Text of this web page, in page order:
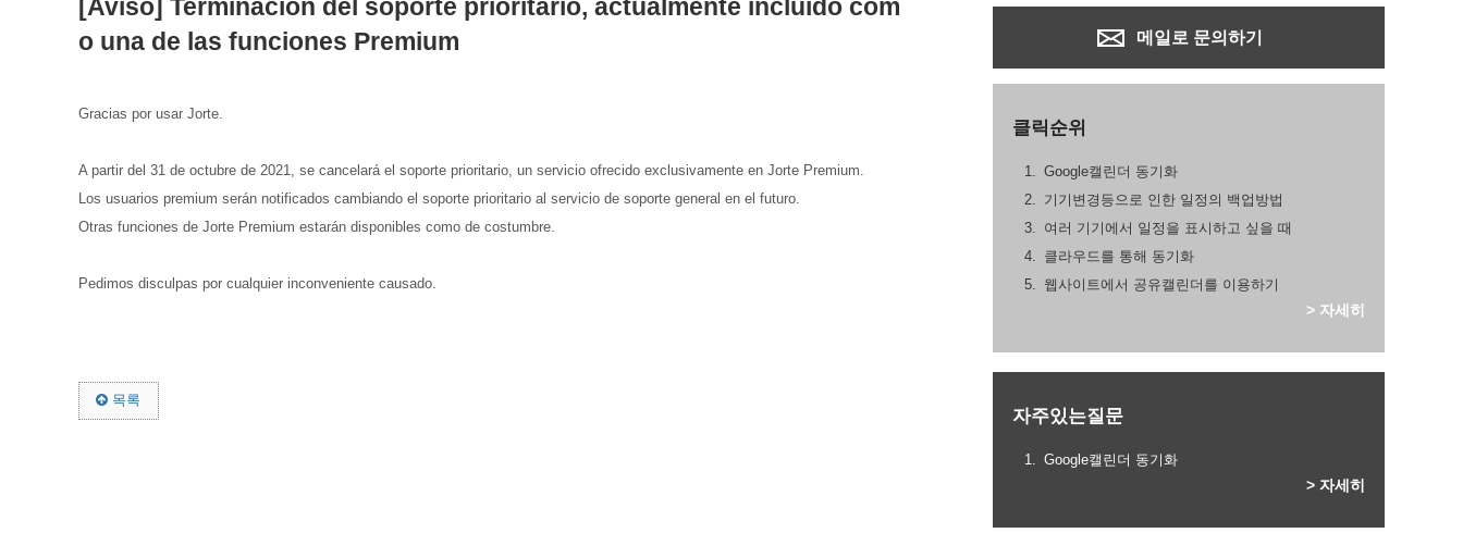
[Aviso] Terminación del soporte prioritario, actualmente incluido com
o una de las funciones Premium
Gracias por usar Jorte.
A partir del 31 de octubre de 2021, se cancelará el soporte prioritario, un servicio ofrecido exclusivamente en Jorte Premium.
Los usuarios premium serán notificados cambiando el soporte prioritario al servicio de soporte general en el futuro.
Otras funciones de Jorte Premium estarán disponibles como de costumbre.
Pedimos disculpas por cualquier inconveniente causado.
목록
메일로 문의하기
클릭순위
Google캘린더 동기화
기기변경등으로 인한 일정의 백업방법
여러 기기에서 일정을 표시하고 싶을 때
클라우드를 통해 동기화
웹사이트에서 공유캘린더를 이용하기
> 자세히
자주있는질문
Google캘린더 동기화
> 자세히